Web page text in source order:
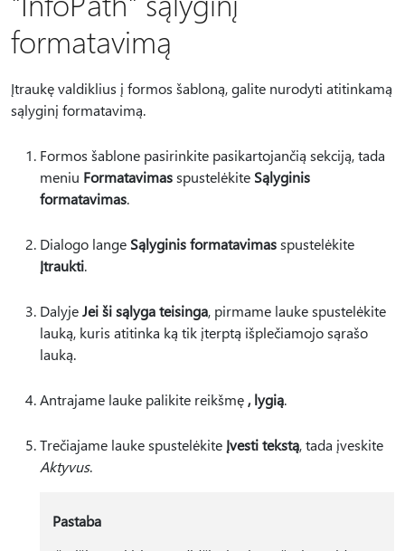
formatavimą
Įtraukę valdiklius į formos šabloną, galite nurodyti atitinkamą
sąlyginį formatavimą.
Formos šablone pasirinkite pasikartojančią sekciją, tada
meniu Formatavimasspustelėkite Sąlyginis
formatavimas.
Dialogo lange Sąlyginis formatavimasspustelėkite
Įtraukti.
DalyjeJei ši sąlyga teisinga, pirmame lauke spustelėkite
lauką, kuris atitinka ką tik įterptą išplečiamojo sąrašo
lauką.
Antrajame lauke palikite reikšmę , lygią.
Trečiajame lauke spustelėkite Įvesti tekstą, tada įveskite
Aktyvus.
Pastaba